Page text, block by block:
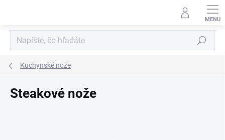
Hľadať
Kuchynské nože
Steakové nože